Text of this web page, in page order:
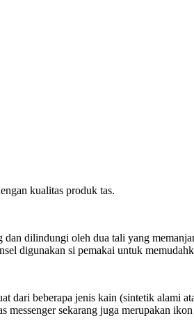
kualitas produk tas.
dilindungi oleh dua tali yang
digunakan si pemakai untuk
dari beberapa jenis kain (sintetik alami
sekarang juga merupakan